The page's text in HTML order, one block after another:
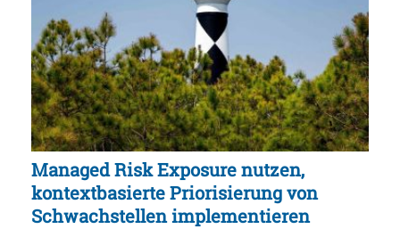
Managed Risk Exposure nutzen,
kontextbasierte Priorisierung von
Schwachstellen implementieren